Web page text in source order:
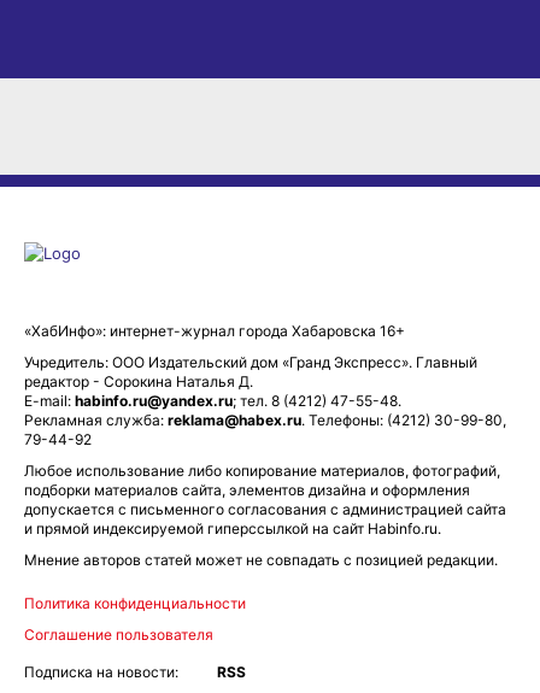
«ХабИнфо»: интернет-журнал города Хабаровска 16+
Учредитель: ООО Издательский дом «Гранд Экспресс». Главный
редактор - Сорокина Наталья Д.
E-mail: habinfo.ru@yandex.ru; тел. 8 (4212) 47-55-48.
Рекламная служба: reklama@habex.ru. Телефоны: (4212) 30-99-80,
79-44-92
Любое использование либо копирование материалов, фотографий,
подборки материалов сайта, элементов дизайна и оформления
допускается с письменного согласования с администрацией сайта
и прямой индексируемой гиперссылкой на сайт Habinfo.ru.
Мнение авторов статей может не совпадать с позицией редакции.
Политика конфиденциальности
Соглашение пользователя
Подписка на новости:
RSS